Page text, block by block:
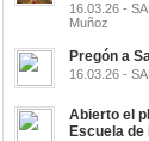
16.03.26 -
Muñoz
Pregón a
16.03.26 -
Abierto el
Escuela de